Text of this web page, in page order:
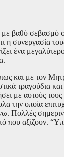
βαθύ σεβασμό
η συνεργασία
ένα
και με τον
τραγούδια
με αυτούς
την οποία
Πολλές
αξίζουν.